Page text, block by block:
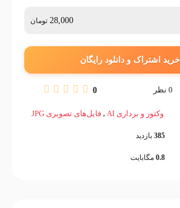
28,000 تومان
خرید اشتراک و دانلود رایگان
0 نظر 0
وکتور و برداری AI , فایل‌های تصویری JPG
385 بازدید
0.8 مگابایت